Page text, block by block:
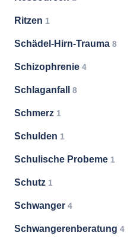
Ritzen 1
Schädel-Hirn-Trauma 8
Schizophrenie 4
Schlaganfall 8
Schmerz 1
Schulden 1
Schulische Probeme 1
Schutz 1
Schwanger 4
Schwangerenberatung 4